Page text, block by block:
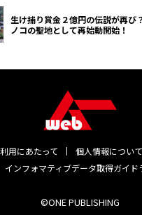
生け捕り賞金２億円の伝説が再び
ノコの聖地として再始動開始！
用にあたって 個人情報について
インフォマティブデータ取得ガイド
©ONE PUBLISHING